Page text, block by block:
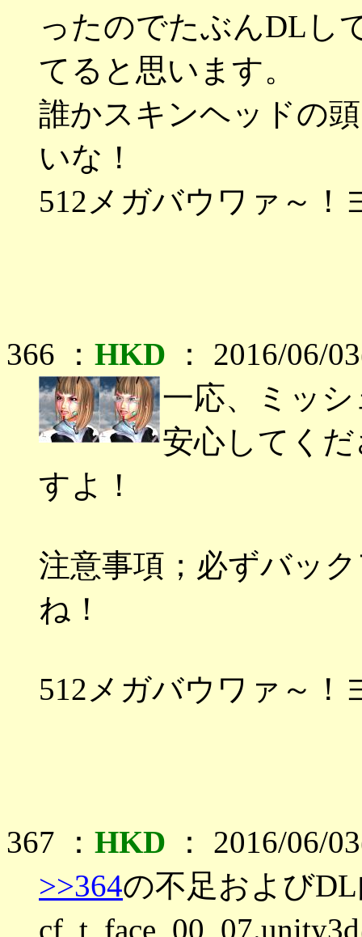
ったのでたぶんDLし
てると思います。
誰かスキンヘッドの
いな！
512メガバウワァ～！
366 ： HKD ： 2016/06/
一応、ミッ
安心してく
すよ！
注意事項；必ずバッ
ね！
512メガバウワァ～！
367 ： HKD ： 2016/06/
>>364の不足および